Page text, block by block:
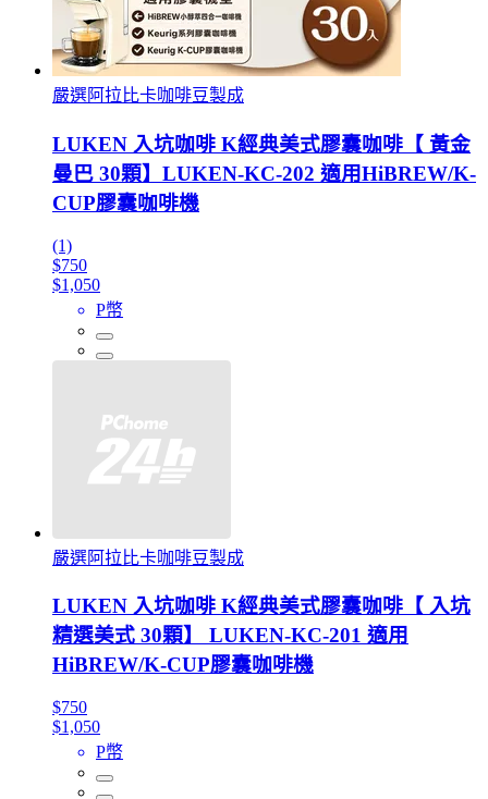
嚴選阿拉比卡咖啡豆製成
LUKEN 入坑咖啡 K經典美式膠囊咖啡【 黃金
曼巴 30顆】LUKEN-KC-202 適用HiBREW/K-
CUP膠囊咖啡機
(1)
$750
$1,050
P幣
嚴選阿拉比卡咖啡豆製成
LUKEN 入坑咖啡 K經典美式膠囊咖啡【 入坑
精選美式 30顆】 LUKEN-KC-201 適用
HiBREW/K-CUP膠囊咖啡機
$750
$1,050
P幣